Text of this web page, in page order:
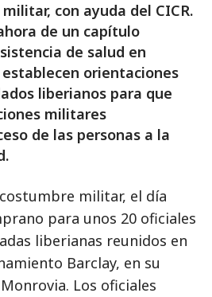
con ayuda del CICR.
de un capítulo
de salud en
orientaciones
liberianos para que
militares
de las personas a la
militar, el día
para unos 20 oficiales
liberianas reunidos en
Barclay, en su
Los oficiales